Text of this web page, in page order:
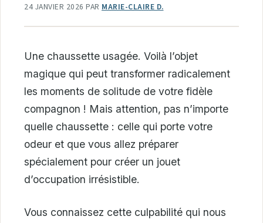
24 JANVIER 2026 PAR MARIE-CLAIRE D.
Une chaussette usagée. Voilà l’objet
magique qui peut transformer radicalement
les moments de solitude de votre fidèle
compagnon ! Mais attention, pas n’importe
quelle chaussette : celle qui porte votre
odeur et que vous allez préparer
spécialement pour créer un jouet
d’occupation irrésistible.
Vous connaissez cette culpabilité qui nous